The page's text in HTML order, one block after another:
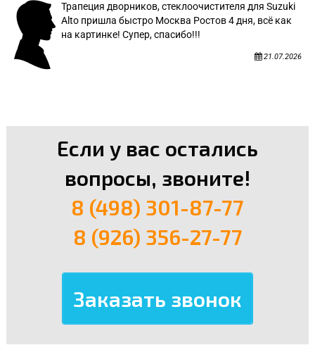
Трапеция дворников, стеклоочистителя для Suzuki
Alto пришла быстро Москва Ростов 4 дня, всё как
на картинке! Супер, спасибо!!!
21.07.2026
Если у вас остались
вопросы, звоните!
8 (498) 301-87-77
8 (926) 356-27-77